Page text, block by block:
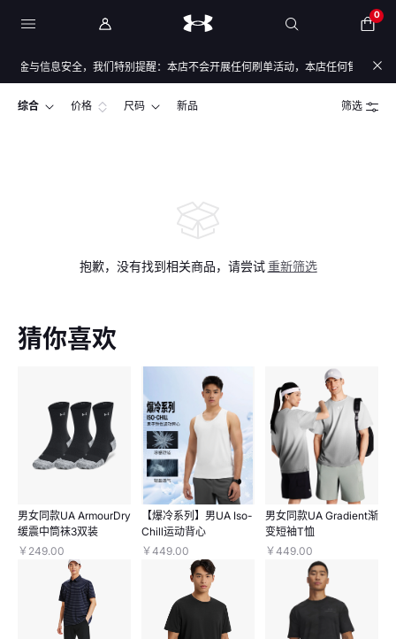
0
金与信息安全，我们特别提醒：本店不会开展任何刷单活动，本店任何售后/退
综合 价格 尺码 新品 筛选
抱歉，没有找到相关商品，请尝试 重新筛选
猜你喜欢
男女同款UA ArmourDry
缓震中筒袜3双装
￥249.00
【爆冷系列】男UA Iso-
Chill运动背心
￥449.00
男女同款UA Gradient渐
变短袖T恤
￥449.00